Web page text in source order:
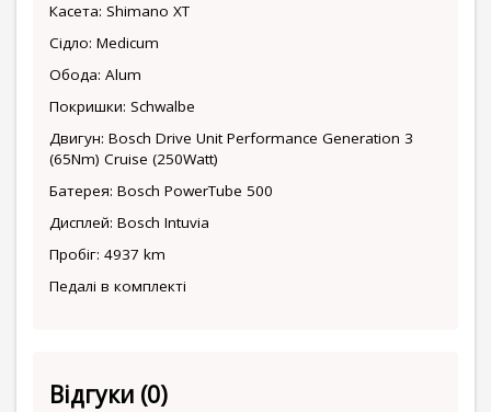
Касета: Shimano XT
Сідло: Medicum
Обода: Alum
Покришки: Schwalbe
Двигун: Bosch Drive Unit Performance Generation 3
(65Nm) Cruise (250Watt)
Батерея: Bosch PowerTube 500
Дисплей: Bosch Intuvia
Пробіг: 4937 km
Педалі в комплекті
Відгуки (0)